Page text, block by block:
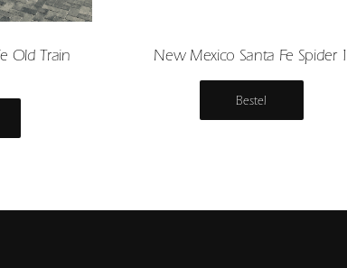
Old Train
New Mexico Santa Fe Spider 1
Bestel